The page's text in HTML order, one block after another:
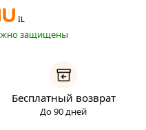
IL
защищены
Бесплатный возврат
До 90 дней